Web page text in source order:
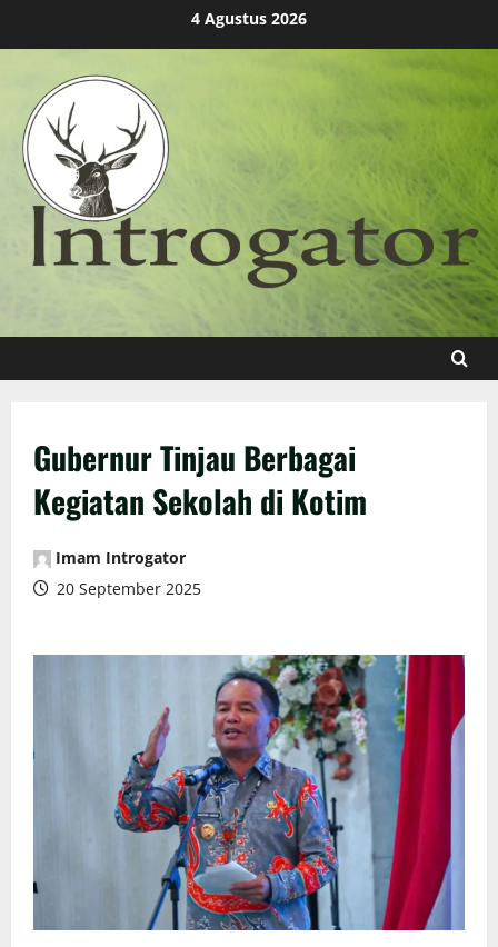
4 Agustus 2026
Gubernur Tinjau Berbagai
Kegiatan Sekolah di Kotim
Imam Introgator
20 September 2025